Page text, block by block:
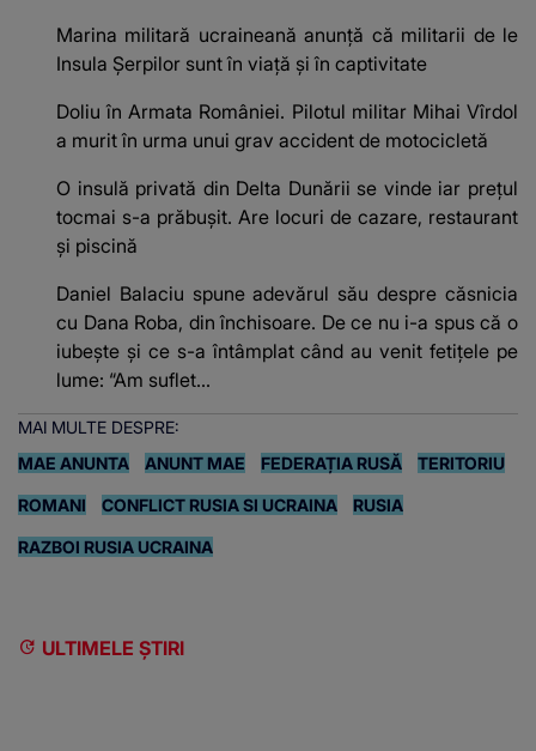
Marina militară ucraineană anunță că militarii de le
Insula Șerpilor sunt în viață și în captivitate
Doliu în Armata României. Pilotul militar Mihai Vîrdol
a murit în urma unui grav accident de motocicletă
O insulă privată din Delta Dunării se vinde iar prețul
tocmai s-a prăbușit. Are locuri de cazare, restaurant
și piscină
Daniel Balaciu spune adevărul său despre căsnicia
cu Dana Roba, din închisoare. De ce nu i-a spus că o
iubește și ce s-a întâmplat când au venit fetițele pe
lume: “Am suflet...
MAI MULTE DESPRE:
MAE ANUNTA
ANUNT MAE FEDERAȚIA RUSĂ TERITORIU
ROMANI CONFLICT RUSIA SI UCRAINA RUSIA
RAZBOI RUSIA UCRAINA
ULTIMELE ȘTIRI